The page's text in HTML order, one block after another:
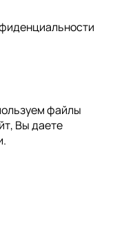
файлы
Вы даете